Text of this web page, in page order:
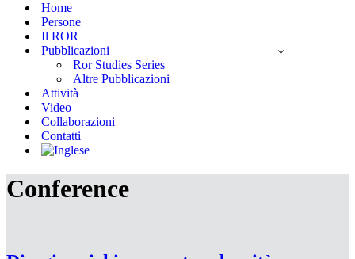
Home
Persone
Il ROR
Pubblicazioni
Ror Studies Series
Altre Pubblicazioni
Attività
Video
Collaborazioni
Contatti
Conference